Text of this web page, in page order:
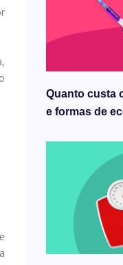
Quanto custa
e formas de